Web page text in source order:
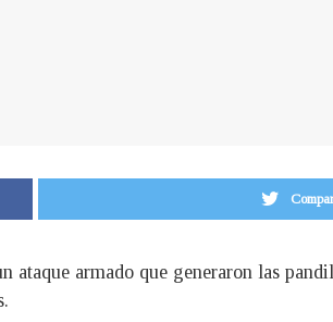
armado que generaron las